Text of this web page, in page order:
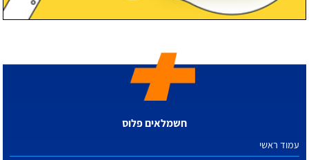
חשמלאים פלוס
עמוד ראשי